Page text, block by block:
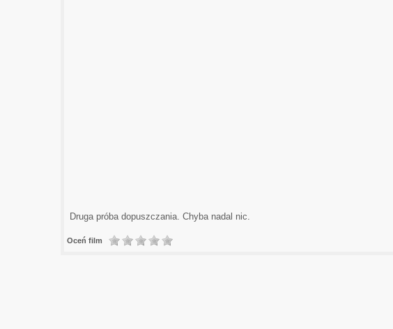
Druga próba dopuszczania. Chyba nadal nic.
Oceń film